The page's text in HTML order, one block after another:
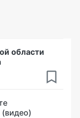
области
(видео)